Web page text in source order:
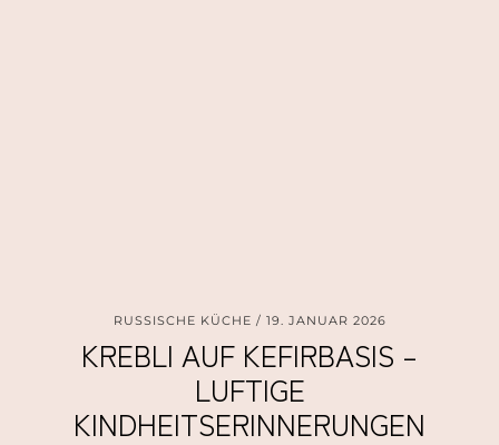
RUSSISCHE KÜCHE 19. JANUAR 2026
KREBLI AUF KEFIRBASIS –
LUFTIGE
KINDHEITSERINNERUNGEN